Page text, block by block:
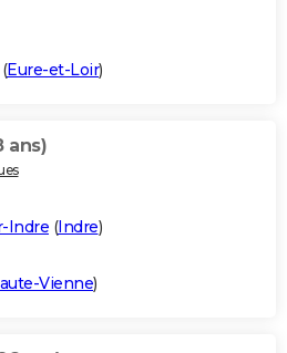
(Eure-et-Loir)
ans)
Indre (Indre)
Vienne)